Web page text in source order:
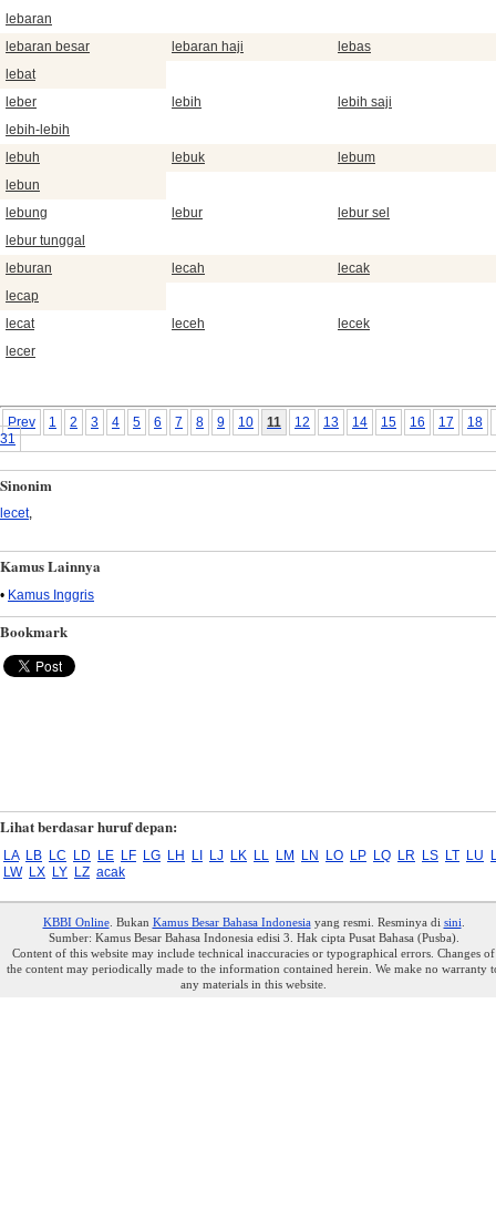
lebaran
lebaran besar
lebaran haji
lebas
lebat
leber
lebih
lebih saji
lebih-lebih
lebuh
lebuk
lebum
lebun
lebung
lebur
lebur sel
lebur tunggal
leburan
lecah
lecak
lecap
lecat
leceh
lecek
lecer
Prev 1 2 3 4 5 6 7 8 9 10 11 12 13 14 15 16 17
18
31
Sinonim
lecet,
Kamus Lainnya
• Kamus Inggris
Bookmark
Lihat berdasar huruf depan:
LA LB LC LD LE LF LG LH LI LJ LK LL LM LN LO LP LQ LR LS LT LU
LW LX LY LZ acak
KBBI Online. Bukan Kamus Besar Bahasa Indonesiayang resmi. Resminya di sini
Sumber: Kamus Besar Bahasa Indonesia edisi 3. Hak cipta Pusat Bahasa (Pusba).
Content of this website may include technical inaccuracies or typographical errors. Changes of
the content may periodically made to the information contained herein. We make no warranty
any materials in this website.